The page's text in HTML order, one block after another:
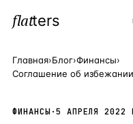
flatters
Турция —Страна
Главная›Блог›Финансы›
ФИНАНСЫ·5 АПРЕЛЯ 2022